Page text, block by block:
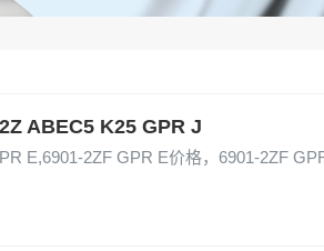
ABEC5 K25 GPR J
E,6901-2ZF GPR E价格，6901-2ZF